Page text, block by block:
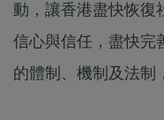
動，讓香港盡快恢復
信心與信任，盡快完
的體制、機制及法制